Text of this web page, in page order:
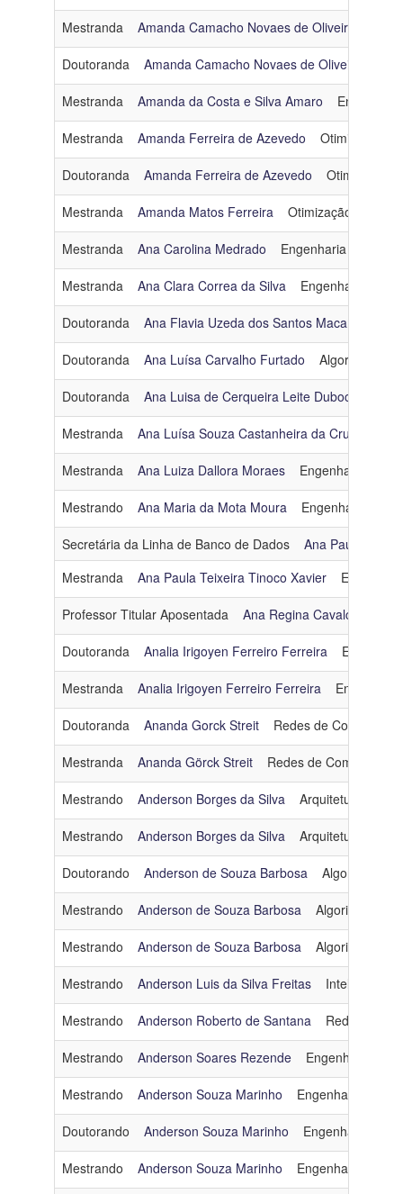
Mestranda Amanda Camacho Novaes de Oliveira
Doutoranda Amanda Camacho Novaes de Oliveira
Mestranda Amanda da Costa e Silva Amaro
Mestranda Amanda Ferreira de Azevedo Otimização
Doutoranda Amanda Ferreira de Azevedo Otimização
Mestranda Amanda Matos Ferreira Otimização
Mestranda Ana Carolina Medrado Engenharia de
Mestranda Ana Clara Correa da Silva Engenharia de
Doutoranda Ana Flavia Uzeda dos Santos Macambira
Doutoranda Ana Luísa Carvalho Furtado Algoritmos e
Doutoranda Ana Luisa de Cerqueira Leite Duboc
Mestranda Ana Luísa Souza Castanheira da Cruz
Mestranda Ana Luiza Dallora Moraes Engenharia de
Mestrando Ana Maria da Mota Moura Engenharia de
Secretária da Linha de Banco de Dados
Ana Paula
Mestranda
Ana Paula Teixeira Tinoco Xavier
Professor Titular Aposentada Ana Regina Cavalcanti da
Doutoranda Analia Irigoyen Ferreiro Ferreira
Mestranda Analia Irigoyen Ferreiro Ferreira
Doutoranda Ananda Gorck Streit Redes de
Mestranda Ananda Görck Streit Redes de
Mestrando Anderson Borges da Silva Arquitetura e
Mestrando Anderson Borges da Silva Arquitetura e
Doutorando Anderson de Souza Barbosa Algoritmos e
Mestrando Anderson de Souza Barbosa Algoritmos e
Mestrando Anderson de Souza Barbosa Algoritmos e
Mestrando Anderson Luis da Silva Freitas Inteligência
Mestrando Anderson Roberto de Santana Redes de
Mestrando Anderson Soares Rezende Engenharia de
Mestrando Anderson Souza Marinho Engenharia de
Doutorando Anderson Souza Marinho Engenharia de
Mestrando Anderson Souza Marinho Engenharia de